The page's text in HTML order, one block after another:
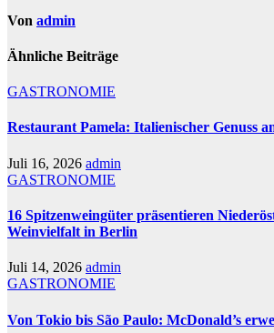
Von admin
Ähnliche Beiträge
GASTRONOMIE
Restaurant Pamela: Italienischer Genuss
Juli 16, 2026 admin
GASTRONOMIE
16 Spitzenweingüter präsentieren
Weinvielfalt in Berlin
Juli 14, 2026 admin
GASTRONOMIE
Von Tokio bis São Paulo: McDonald’s